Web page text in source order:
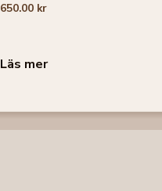
650.00 kr
Läs mer